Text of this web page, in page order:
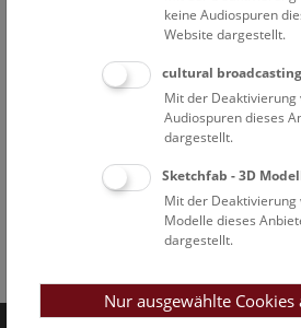
keine Audiospuren
Website dargestellt.
cultural
Mit der Deaktivierung
Audiospuren dieses
dargestellt.
Sketchfab - 3D
Mit der Deaktivierung
Modelle dieses
dargestellt.
Nur ausgewählte Cookies